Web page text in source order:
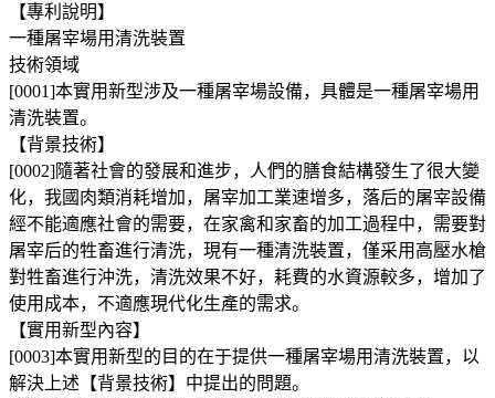
【專利說明】
一種屠宰場用清洗裝置
技術領域
[0001]本實用新型涉及一種屠宰場設備，具體是一種屠宰場用
清洗裝置。
【背景技術】
[0002]隨著社會的發展和進步，人們的膳食結構發生了很大變
化，我國肉類消耗增加，屠宰加工業速增多，落后的屠宰設備
經不能適應社會的需要，在家禽和家畜的加工過程中，需要對
屠宰后的牲畜進行清洗，現有一種清洗裝置，僅采用高壓水槍
對牲畜進行沖洗，清洗效果不好，耗費的水資源較多，增加了
使用成本，不適應現代化生產的需求。
【實用新型內容】
[0003]本實用新型的目的在于提供一種屠宰場用清洗裝置，以
解決上述【背景技術】中提出的問題。